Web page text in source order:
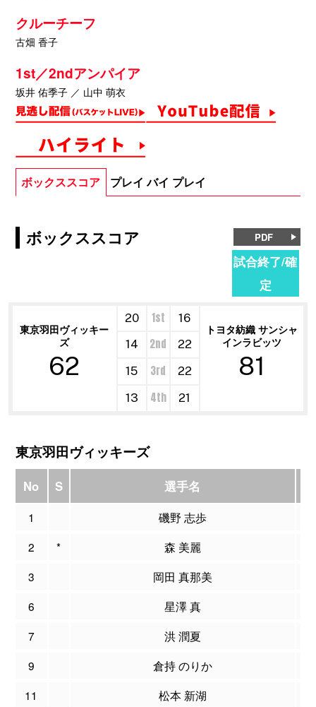
クルーチーフ
古畑 香子
1st／2ndアンパイア
坂井 佑季子 ／ 山中 萌衣
ボックススコア プレイ バイ プレイ
ボックススコア PDF
試合終了/確
定
東京羽田ヴィッキー
ズ
62
20 1st 16
トヨタ紡織 サンシャ
インラビッツ
81
14 2nd
22
15
3rd
22
13
4th 21
東京羽田ヴィッキーズ
No S 選手名
1 磯野 志歩
2
* 森 美麗
3
岡田 真那美
6
星澤 真
7
洪 潤夏
9
倉持 のりか
11
松本 新湖